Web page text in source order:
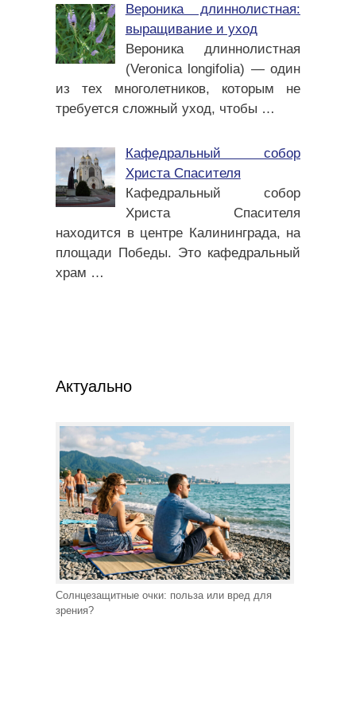
Вероника длиннолистная:
выращивание и уход
Вероника длиннолистная
(Veronica longifolia) — один
из тех многолетников, которым не
требуется сложный уход, чтобы …
Кафедральный собор
Христа Спасителя
Кафедральный собор
Христа Спасителя
находится в центре Калининграда, на
площади Победы. Это кафедральный
храм …
Актуально
Солнцезащитные очки: польза или вред для
зрения?